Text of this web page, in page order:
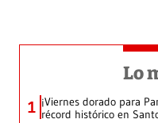
Lo
1 ¡Viernes dorado para
récord histórico en